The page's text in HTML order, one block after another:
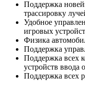
Поддержка
трассировку
Удобное
игровых
Физика
Поддержка
Поддержка всех
устройств ввода
Поддержка всех